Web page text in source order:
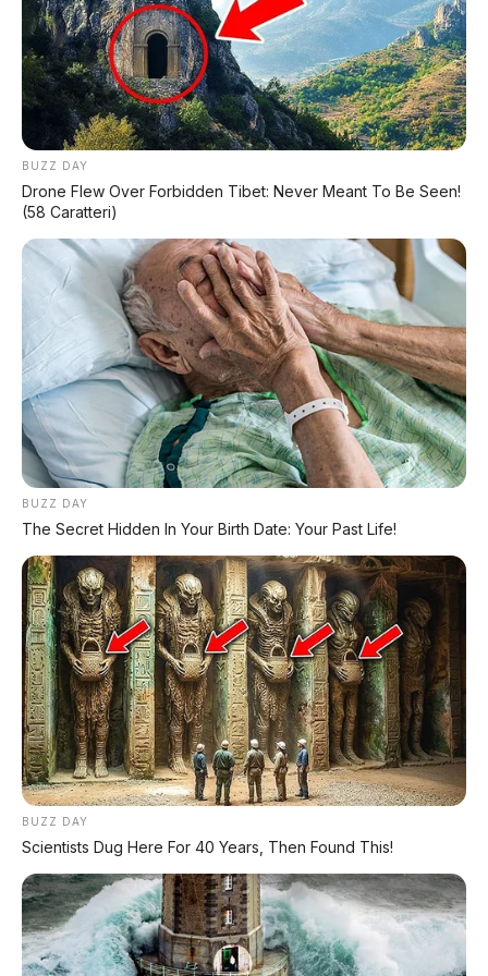
✅ Kelebihan Leapmotor D99
Dimensi super besar – lebih panjang dari Toyota
Alphard
+350 km
Jarak tempuh total EREV lebih dari 1.200 km
Zero-gravity seat baris kedua dengan pijat & leg
rest elektrik
Dual chip Snapdragon 8797 (1.280 TOPS) +
LiDAR, siap L3
Fitur unik: Oxygen cabin & ISD interactive light
bar
Harga sangat kompetitif, mulai Rp430 jutaan
Akan diekspor ke Eropa dengan dukungan
Stellantis
❌ Kekurangan & Tantangan
BUZZ DAY
Drone Flew Over Forbidden Tibet: Never Meant To Be Seen!
(58 Caratteri)
BUZZ DAY
The Secret Hidden In Your Birth Date: Your Past Life!
BUZZ DAY
Scientists Dug Here For 40 Years, Then Found This!